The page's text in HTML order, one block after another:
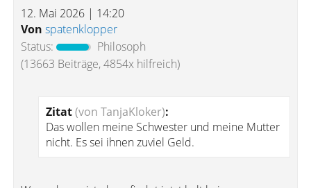
12. Mai 2026 | 14:20
Von spatenklopper
Status:
Philosoph
(13663 Beiträge, 4854x hilfreich)
Zitat(von TanjaKloker):
Das wollen meine Schwester und meine Mutter
nicht. Es sei ihnen zuviel Geld.